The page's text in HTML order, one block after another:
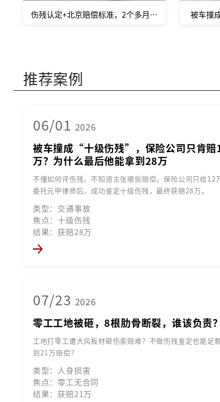
伤残认定+北京赔偿标准，2个多月，46万赔偿款，顺
被车撞
推荐案例
06/01 2026
被车撞成“十级伤残”，保险公司只肯赔
万？为什么最后他能拿到28万
不懂如何评伤残，不知道主张哪些赔偿，保险公司只给12
委托元甲律师后，成功鉴定十级伤残，最终获赔28万。
类型：交通事故
焦点：十级伤残
结果：获赔28万
07/23 2026
零工工地被砸，8根肋骨断裂，谁该负责
工地打零工遭大风板材砸伤索赔难？不做伤残鉴定也能足
到21万赔偿？
类型：人身损害
焦点：零工无合同
结果：获赔21万